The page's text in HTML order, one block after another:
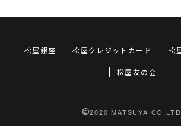
松屋銀座 松屋クレジットカード 松
松屋友の会
©2020 MATSUYA